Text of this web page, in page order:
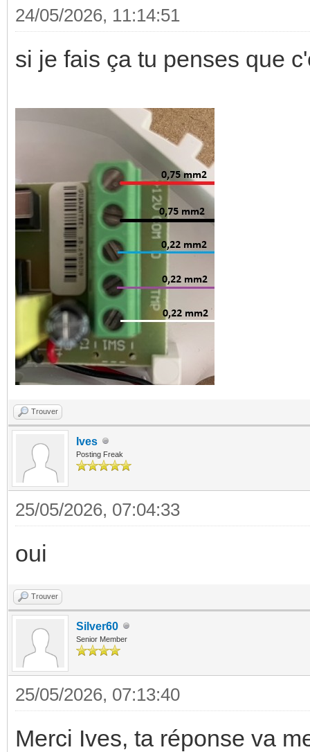
24/05/2026, 11:14:51
si je fais ça tu penses que
Trouver
Ives
Posting Freak
25/05/2026, 07:04:33
oui
Trouver
Silver60
Senior Member
25/05/2026, 07:13:40
Merci Ives, ta réponse va